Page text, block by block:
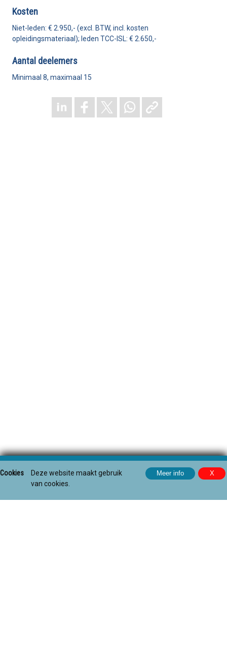
Kosten
Niet-leden: € 2.950,- (excl. BTW, incl. kosten
opleidingsmateriaal); leden TCC-ISL: € 2.650,-
Aantal deelemers
Minimaal 8, maximaal 15
Cookies
Deze website maakt gebruik
van cookies.